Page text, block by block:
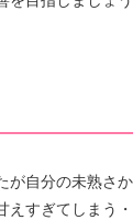
が自分の未熟さ
えすぎてしまう